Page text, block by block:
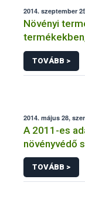
2014. szeptember
Növényi
TOVÁBB >
2014. május 28,
A 2011-es
növényvédő
TOVÁBB >